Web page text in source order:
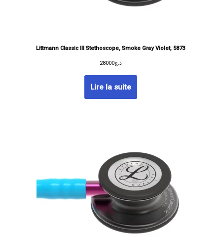
Littmann Classic III Stethoscope, Smoke Gray Violet, 5873
د.ج28000
Lire la suite